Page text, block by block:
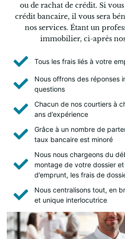
ou de rachat de crédit. Si
crédit bancaire, il vous sera
nos services. Étant un
immobilier, ci-après
Tous les frais liés à votre
Nous offrons des réponses
questions
Chacun de nos courtiers à
ans d’expérience
Grâce à un nombre de
taux bancaire est minoré
Nous nous chargeons du
montage de votre dossier
d’emprunt, les frais de
Nous centralisons tout, en
et unique interlocutrice